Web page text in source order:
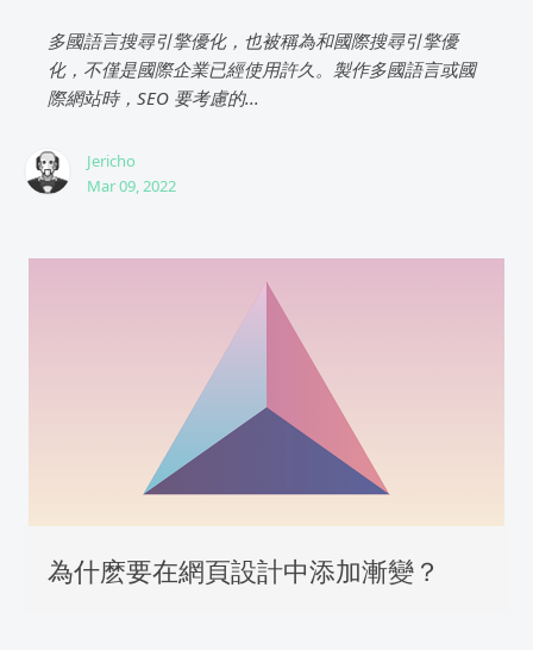
多國語言搜尋引擎優化，也被稱為和國際搜尋引擎優
化，不僅是國際企業已經使用許久。製作多國語言或國
際網站時，SEO 要考慮的...
Jericho
Mar 09, 2022
為什麽要在網頁設計中添加漸變？